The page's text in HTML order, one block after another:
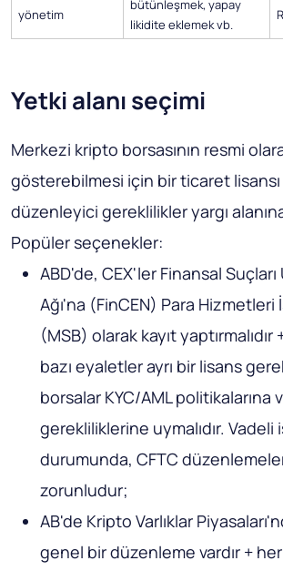
yönetim
bütünleşmek, yapay
likidite eklemek vb.
Yetki alanı seçimi
Merkezi kripto borsasının resmi
gösterebilmesi için bir ticaret lisansı
düzenleyici gereklilikler yargı
Popüler seçenekler:
ABD'de, CEX'ler Finansal
Ağı'na (FinCEN) Para Hizmetleri
(MSB) olarak kayıt yaptırmalıdır
bazı eyaletler ayrı bir lisans
borsalar KYC/AML politikalarına
gerekliliklerine uymalıdır. Vadeli
durumunda, CFTC
zorunludur;
AB'de Kripto Varlıklar
genel bir düzenleme vardır +